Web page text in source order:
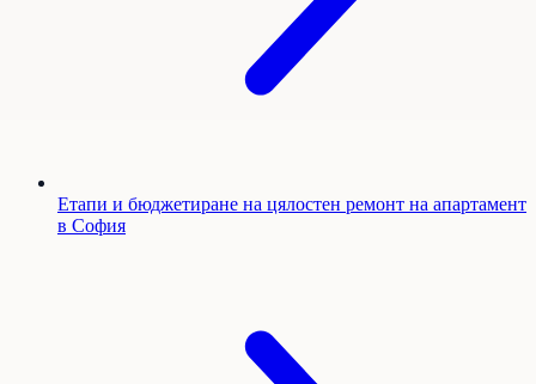
Етапи и бюджетиране на цялостен ремонт на апартамент
в София